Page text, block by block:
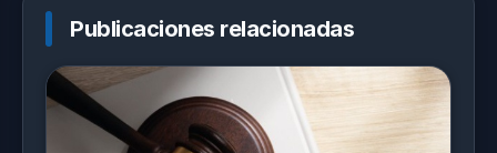
Publicaciones relacionadas